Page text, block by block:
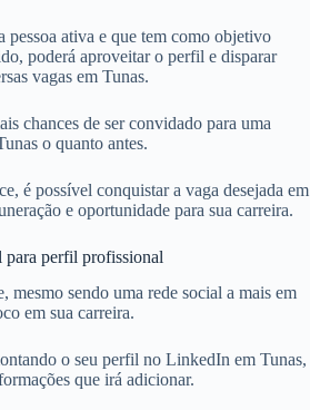
pessoa ativa e que tem como objetivo
poderá aproveitar o perfil e disparar
vagas em Tunas.
chances de ser convidado para uma
o quanto antes.
é possível conquistar a vaga desejada em
e oportunidade para sua carreira.
para perfil profissional
mesmo sendo uma rede social a mais em
em sua carreira.
o seu perfil no LinkedIn em Tunas,
que irá adicionar.